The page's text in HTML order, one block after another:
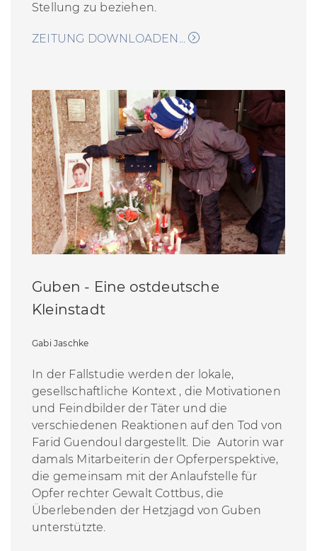
Stellung zu beziehen.
ZEITUNG DOWNLOADEN...
Guben - Eine ostdeutsche
Kleinstadt
Gabi Jaschke
In der Fallstudie werden der lokale,
gesellschaftliche Kontext , die Motivationen
und Feindbilder der Täter und die
verschiedenen Reaktionen auf den Tod von
Farid Guendoul dargestellt. Die Autorin war
damals Mitarbeiterin der Opferperspektive,
die gemeinsam mit der Anlaufstelle für
Opfer rechter Gewalt Cottbus, die
Überlebenden der Hetzjagd von Guben
unterstützte.